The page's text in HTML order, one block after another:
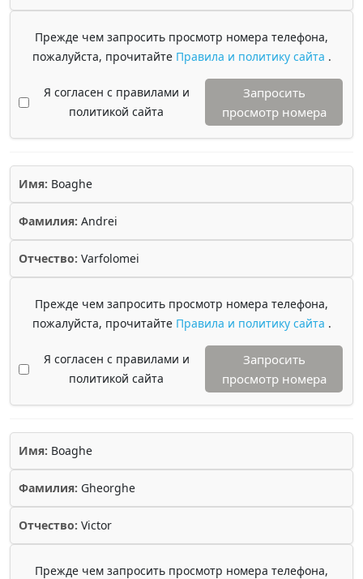
Прежде чем запросить просмотр номера телефона,
пожалуйста, прочитайте Правила и политику сайта .
Я согласен с правилами и
политикой сайта
Запросить
просмотр номера
Имя: Boaghe
Фамилия: Andrei
Отчество: Varfolomei
Прежде чем запросить просмотр номера телефона,
пожалуйста, прочитайте Правила и политику сайта .
Я согласен с правилами и
политикой сайта
Запросить
просмотр номера
Имя: Boaghe
Фамилия: Gheorghe
Отчество: Victor
Прежде чем запросить просмотр номера телефона,